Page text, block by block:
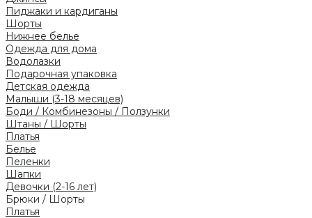
Пиджаки и кардиганы
Шорты
Нижнее белье
Одежда для дома
Водолазки
Подарочная упаковка
Детская одежда
Малыши (3-18 месяцев)
Боди / Комбинезоны / Ползунки
Штаны / Шорты
Платья
Белье
Пеленки
Шапки
Девочки (2-16 лет)
Брюки / Шорты
Платья